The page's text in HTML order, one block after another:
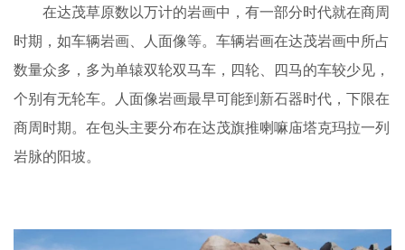
在达茂草原数以万计的岩画中，有一部分时代就在商周
时期，如车辆岩画、人面像等。车辆岩画在达茂岩画中所占
数量众多，多为单辕双轮双马车，四轮、四马的车较少见，
个别有无轮车。人面像岩画最早可能到新石器时代，下限在
商周时期。在包头主要分布在达茂旗推喇嘛庙塔克玛拉一列
岩脉的阳坡。